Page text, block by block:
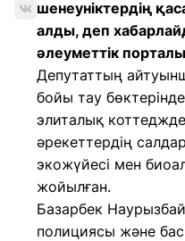
шенеуніктердің
алды, деп
әлеуметтік
Депутаттың
бойы тау
элиталық
әрекеттердің
экожүйесі мен
жойылған.
Базарбек
полициясы және